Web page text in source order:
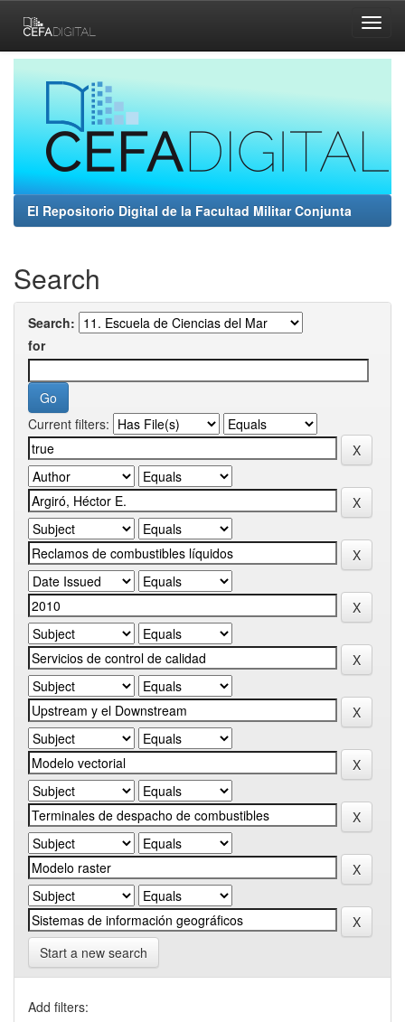
navigation
El Repositorio Digital de la Facultad Militar Conjunta
Search
Search:
for
Current filters:
Start a new search
Add filters: